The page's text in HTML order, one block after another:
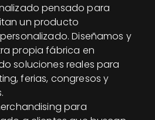
pensado para
un producto
Diseñamos y
propia fábrica en
soluciones reales para
ferias, congresos y
para